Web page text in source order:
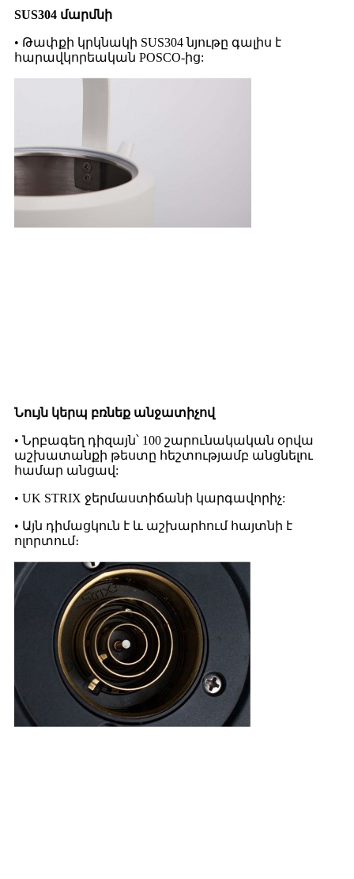
SUS304 մարմնի
• Թափքի կրկնակի SUS304 նյութը գալիս է
հարավկորեական POSCO-ից:
Նույն կերպ բռնեք անջատիչով
• Նրբագեղ դիզայն՝ 100 շարունակական օրվա
աշխատանքի թեստը հեշտությամբ անցնելու
համար անցավ:
• UK STRIX ջերմաստիճանի կարգավորիչ:
• Այն դիմացկուն է և աշխարհում հայտնի է
ոլորտում։